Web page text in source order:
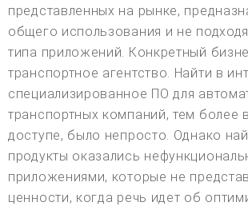
представленных на рынке,
общего использования и не
типа приложений. Конкретный
транспортное агентство. Найти в
специализированное ПО для
транспортных компаний, тем более
доступе, было непросто. Однако
продукты оказались
приложениями, которые не
ценности, когда речь идет об